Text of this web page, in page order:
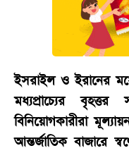
ভিডিও
আর্কাইভ
ইসরাইল ও ইরানের
মধ্যপ্রাচ্যের
বিনিয়োগকারীরা
আন্তর্জাতিক বাজারে